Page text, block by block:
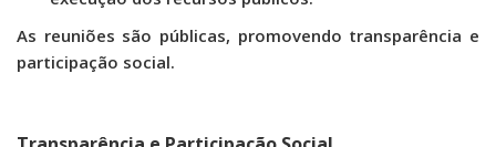
As reuniões são públicas, promovendo transparência e
participação social.